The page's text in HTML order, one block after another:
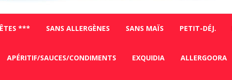
*** SANS ALLERGÈNES SANS MAÏS PETIT-DÉJ.
APÉRITIF/SAUCES/CONDIMENTS EXQUIDIA ALLERGOORA